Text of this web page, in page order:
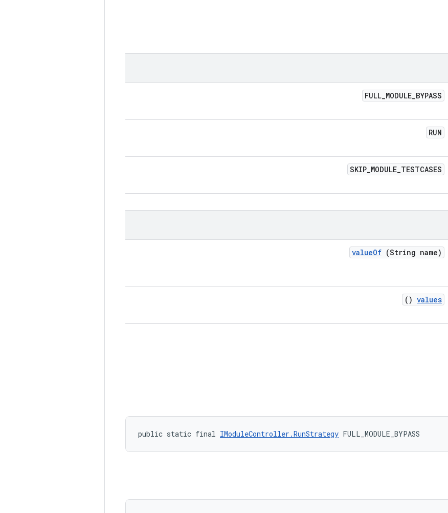
FULL_MODULE_BYPASS
RUN
SKIP_MODULE_TESTCASES
valueOf (String name)
values
()
public static final IModuleController.RunStrategy FULL_MODULE_BYPASS